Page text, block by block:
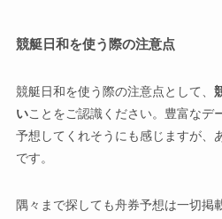
競艇日和を使う際の注意点
競艇日和を使う際の注意点として、
いことをご認識ください。豊富なデ
予想してくれそうにも感じますが、
です。
隅々まで探しても舟券予想は一切掲